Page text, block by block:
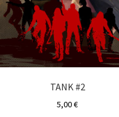
TANK #2
5,00€